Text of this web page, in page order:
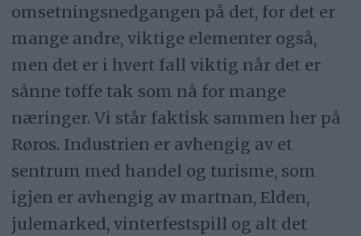
omsetningsnedgangen på det, for det er
mange andre, viktige elementer også,
men det er i hvert fall viktig når det er
sånne tøffe tak som nå for mange
næringer. Vi står faktisk sammen her på
Røros. Industrien er avhengig av et
sentrum med handel og turisme, som
igjen er avhengig av martnan, Elden,
julemarked, vinterfestspill og alt det